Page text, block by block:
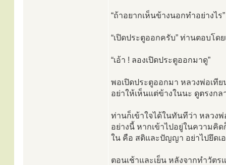
“ถ้าอยากเห็นข้างนอกทำอย่างไร
“เปิดประตูออกครับ” ท่านตอบโดย
“เอ้า ! ลองเปิดประตูออกมาดู”
พอเปิดประตูออกมา หลวงพ่อเที
อย่าให้เห็นแต่ข้างในนะ ดูตรงก
ท่านก็เข้าใจได้ในทันทีว่า หลวง
อย่างนี้ หากเข้าไปอยู่ในความคิ
ใน คือ สติและปัญญา อย่าไปยึดเ
ตอนเช้าและเย็น หลังจากทำวัต